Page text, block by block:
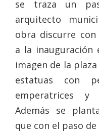
se traza un
arquitecto
obra discurre con
a la inauguración
imagen de la
estatuas con
emperatrices y
Además se
que con el paso